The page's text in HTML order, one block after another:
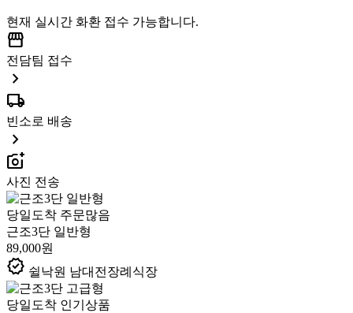
현재 실시간 화환 접수 가능합니다.
storefront
전담팀 접수
chevron_right
local_shipping
빈소로 배송
chevron_right
add_a_photo
사진 전송
당일도착 주문많음
근조3단 일반형
89,000원
verified 쉴낙원 남대전장례식장
당일도착 인기상품